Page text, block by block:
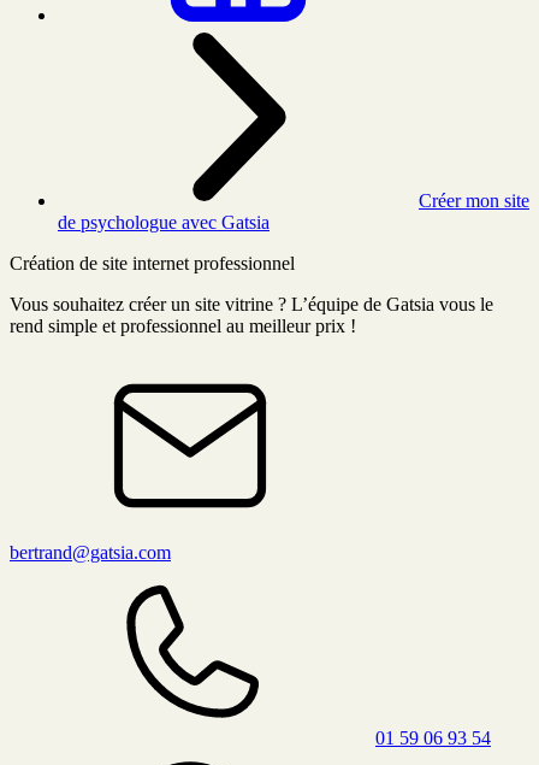
Créer mon site
de psychologue avec Gatsia
Création de site internet professionnel
Vous souhaitez créer un site vitrine ? L’équipe de Gatsia vous le
rend simple et professionnel au meilleur prix !
bertrand@gatsia.com
01 59 06 93 54